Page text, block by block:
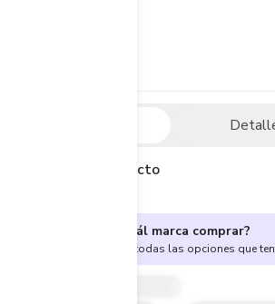
Descripción del producto
¿No sabes cuál marca comprar?
Encuentra aquí todas las opciones que